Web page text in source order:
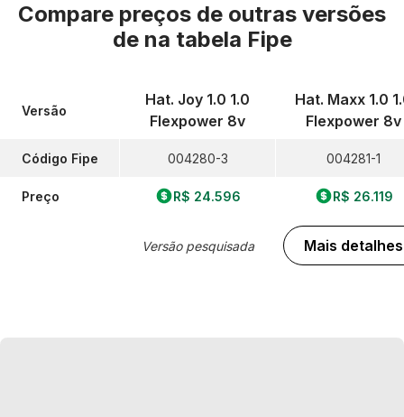
Compare preços de outras versões
de na tabela Fipe
Versão
Código Fipe
Preço
Hat. Joy 1.0 1.0
Flexpower 8v
004280-3
R$ 24.596
Versão pesquisada
Hat. Maxx 1.0
Flexpower 8v
004281-1
R$ 26.119
Mais detalhes